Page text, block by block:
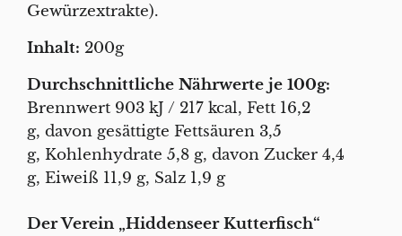
Gewürzextrakte).
Inhalt: 200g
Durchschnittliche Nährwerte je 100g:
Brennwert 903 kJ / 217 kcal, Fett 16,2
g, davon gesättigte Fettsäuren 3,5
g, Kohlenhydrate 5,8 g, davon Zucker 4,4
g, Eiweiß 11,9 g, Salz 1,9 g
Der Verein „Hiddenseer Kutterfisch“